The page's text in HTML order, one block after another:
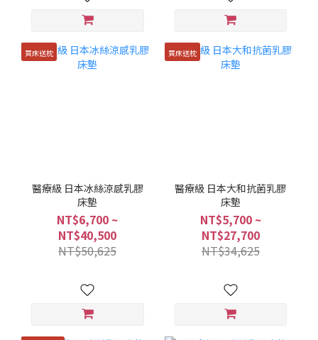
買床送枕
醫療級 日本冰絲涼感乳膠
床墊
NT$6,700 ~
NT$40,500
NT$50,625
買床送枕
醫療級 日本大和抗菌乳膠
床墊
NT$5,700 ~
NT$27,700
NT$34,625